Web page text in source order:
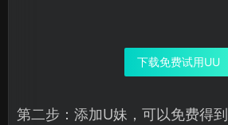
下载免费试用UU
第二步：添加U妹，可以免费得到